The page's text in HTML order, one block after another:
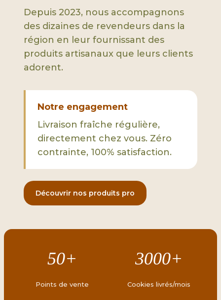
Depuis 2023, nous accompagnons
des dizaines de revendeurs dans la
région en leur fournissant des
produits artisanaux que leurs clients
adorent.
Notre engagement
Livraison fraîche régulière,
directement chez vous. Zéro
contrainte, 100% satisfaction.
Découvrir nos produits pro
50+
Points de vente
3000+
Cookies livrés/mois